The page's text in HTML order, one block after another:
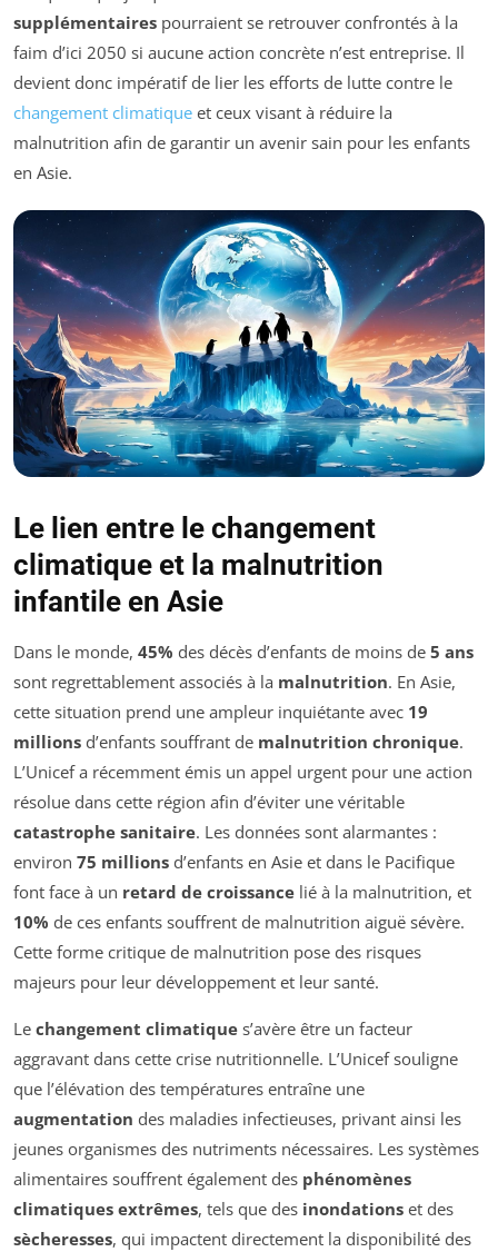
supplémentaires pourraient se retrouver confrontés à la
faim d’ici 2050 si aucune action concrète n’est entreprise. Il
devient donc impératif de lier les efforts de lutte contre le
changement climatique et ceux visant à réduire la
malnutrition afin de garantir un avenir sain pour les enfants
en Asie.
Le lien entre le changement
climatique et la malnutrition
infantile en Asie
Dans le monde, 45% des décès d’enfants de moins de 5 ans
sont regrettablement associés à la malnutrition. En Asie,
cette situation prend une ampleur inquiétante avec 19
millions d’enfants souffrant de malnutrition chronique.
L’Unicef a récemment émis un appel urgent pour une action
résolue dans cette région afin d’éviter une véritable
catastrophe sanitaire. Les données sont alarmantes :
environ 75 millions d’enfants en Asie et dans le Pacifique
font face à un retard de croissance lié à la malnutrition, et
10% de ces enfants souffrent de malnutrition aiguë sévère.
Cette forme critique de malnutrition pose des risques
majeurs pour leur développement et leur santé.
Le changement climatique s’avère être un facteur
aggravant dans cette crise nutritionnelle. L’Unicef souligne
que l’élévation des températures entraîne une
augmentation des maladies infectieuses, privant ainsi les
jeunes organismes des nutriments nécessaires. Les systèmes
alimentaires souffrent également des phénomènes
climatiques extrêmes, tels que des inondations et des
sècheresses, qui impactent directement la disponibilité des